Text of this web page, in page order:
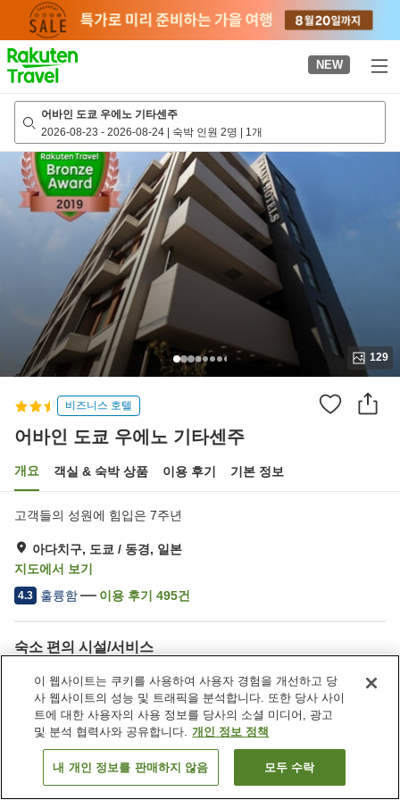
page
NEW
어바인 도쿄 우에노 기타센주
2026-08-23 - 2026-08-24 | 숙박 인원 2명 | 1개
129
비즈니스 호텔
어바인 도쿄 우에노 기타센주
개요 객실 & 숙박 상품 이용 후기 기본 정보
고객들의 성원에 힘입은 7주년
아다치구, 도쿄 / 동경, 일본
지도에서 보기
4.3 훌륭함 이용 후기 495건
숙소 편의 시설/서비스
스파 / 미용실
라운지
자동판매기
세탁 (무료)
일본 도쿄 / 동경 아다치구 어바인 도쿄 우에노 기타센주
객실 보기
이 웹사이트는 쿠키를 사용하여 사용자 경험을 개선하고 당
사 웹사이트의 성능 및 트래픽을 분석합니다. 또한 당사 사이
트에 대한 사용자의 사용 정보를 당사의 소셜 미디어, 광고
및 분석 협력사와 공유합니다. 개인 정보 정책
내 개인 정보를 판매하지 않음 모두 수락